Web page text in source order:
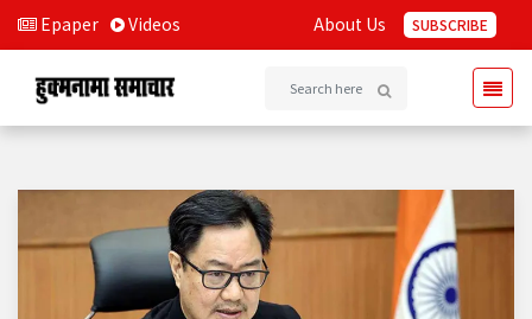
Epaper Videos About Us SUBSCRIBE